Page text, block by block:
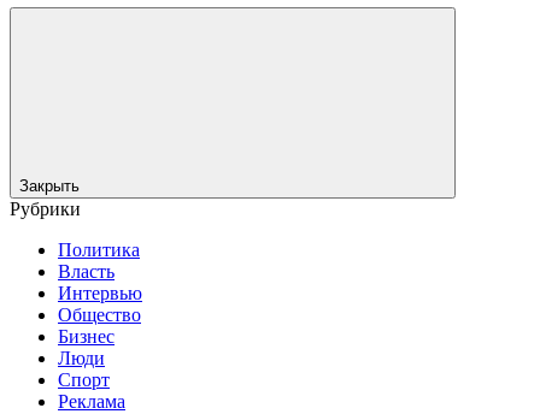
Закрыть
Рубрики
Политика
Власть
Интервью
Общество
Бизнес
Люди
Спорт
Реклама